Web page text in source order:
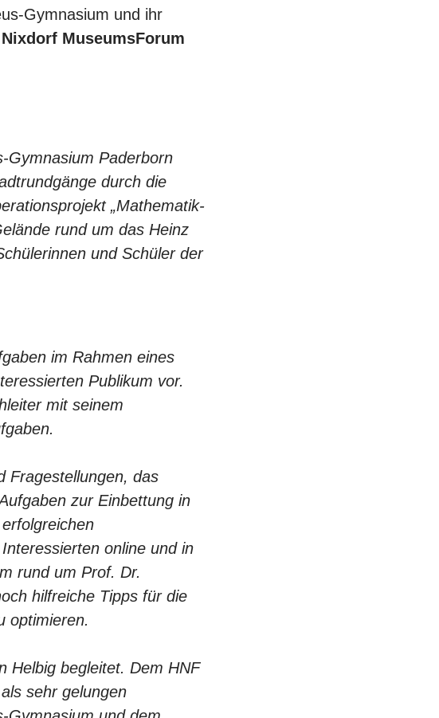
Gymnasium und ihr
MuseumsForum
Gymnasium Paderborn
durch die
„Mathematik-
rund um das Heinz
und Schüler der
im Rahmen eines
Publikum vor.
mit seinem
Fragestellungen, das
zur Einbettung in
online und in
rund um Prof. Dr.
hilfreiche Tipps für die
optimieren.
Helbig begleitet. Dem HNF
sehr gelungen